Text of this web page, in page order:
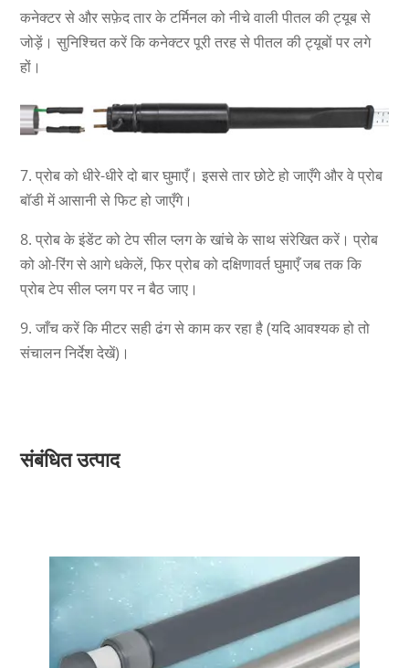
कनेक्टर से और सफ़ेद तार के टर्मिनल को नीचे वाली पीतल की ट्यूब से
जोड़ें। सुनिश्चित करें कि कनेक्टर पूरी तरह से पीतल की ट्यूबों पर लगे
हों।
7. प्रोब को धीरे-धीरे दो बार घुमाएँ। इससे तार छोटे हो जाएँगे और वे प्रोब
बॉडी में आसानी से फिट हो जाएँगे।
8. प्रोब के इंडेंट को टेप सील प्लग के खांचे के साथ संरेखित करें। प्रोब
को ओ-रिंग से आगे धकेलें, फिर प्रोब को दक्षिणावर्त घुमाएँ जब तक कि
प्रोब टेप सील प्लग पर न बैठ जाए।
9. जाँच करें कि मीटर सही ढंग से काम कर रहा है (यदि आवश्यक हो तो
संचालन निर्देश देखें)।
संबंधित उत्पाद